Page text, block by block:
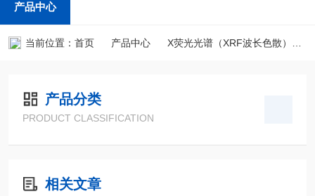
产品中心
当前位置： 首页 产品中心 X荧光光谱（XRF波长色散）
产品分类
PRODUCT CLASSIFICATION
相关文章